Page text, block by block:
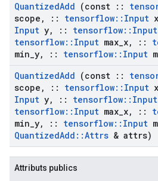
QuantizedAdd (const ::
scope , :: tensorflow:: Input x
Input y, :: tensorflow:: Input
tensorflow:: Input max x, ::
min y, :: tensorflow:: Input
QuantizedAdd (const ::
scope , :: tensorflow:: Input x
Input y, :: tensorflow:: Input
tensorflow:: Input max x, ::
min y, :: tensorflow:: Input
QuantizedAdd ::Attrs & attrs)
Attributs publics